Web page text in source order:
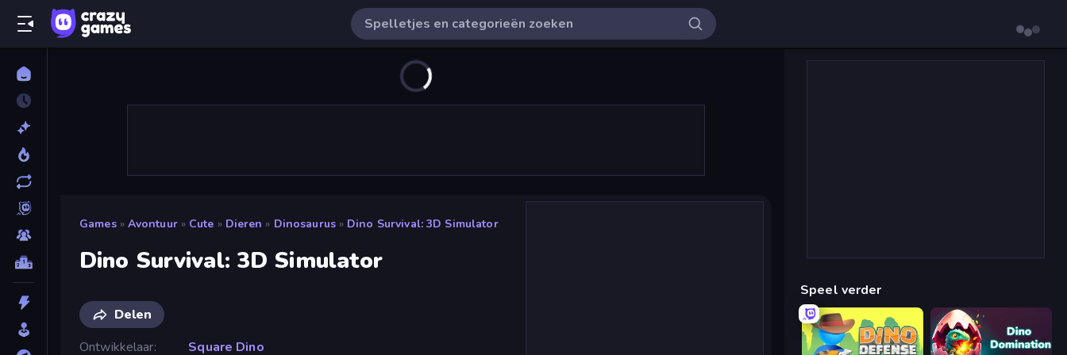
Games » Avontuur » Cute » Dieren » Dinosaurus » Dino Survival: 3D Simulator
Dino Survival: 3D Simulator
Delen
Ontwikkelaar
Square Dino
Speel verder